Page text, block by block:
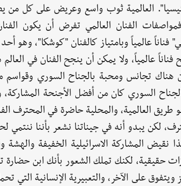
العالمية ثوب واسع وعريض على كل
الفنان العالمي تفرض أن يكون
عالمياً وبامتياز كالفنان "كوشكا"، وهو أحد
عالمياً، ولا يمكن أن ينجح الفنان في
تجانس ومحبة بالجناح السوري وقواسم
السوري كان من أفضل الأجنحة المشاركة،
العالمية، والمحلية حاضرة في المحترف
لكن يبدو أنه في جيناتنا نشعر بأننا ننتمي
المشاركة الاسرائيلية الخفيفة والهشة
حقيقية، لكنك تملك الشعور بأنك ابن حضارة
على الآخر، والتعبيرية الإنسانية التي